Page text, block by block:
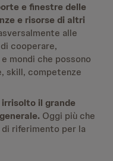
e finestre delle
e risorse di altri
alle
cooperare,
mondi che possono
skill, competenze
il grande
Oggi più che
riferimento per la